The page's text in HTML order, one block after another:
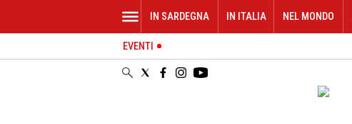
IN SARDEGNA IN ITALIA NEL MONDO
EVENTI